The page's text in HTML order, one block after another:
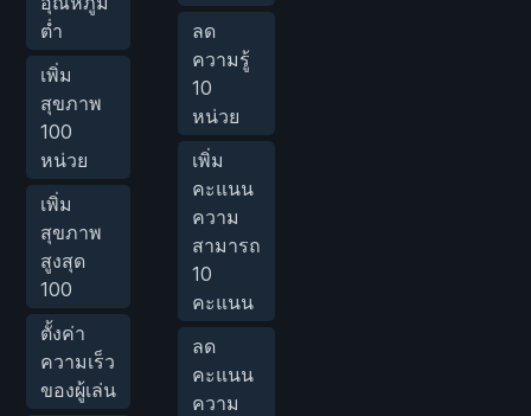
ต่ำ
เพิ่ม
สุขภาพ
100
หน่วย
เพิ่ม
สุขภาพ
สูงสุด
100
ตั้งค่า
ความเร็ว
ของผู้เล่น
ลด
ความรู้
10
หน่วย
เพิ่ม
คะแนน
ความ
สามารถ
10
คะแนน
ลด
คะแนน
ความ